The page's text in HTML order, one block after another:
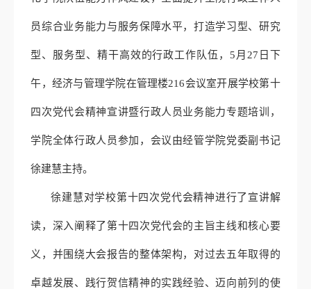
员综合业务能力与服务保障水平，打造学习型、研究
型、服务型、精干高效的行政工作队伍，5月27日下
午，经济与管理学院在管理楼216会议室开展学校第十
四次党代会精神宣讲暨行政人员业务能力专题培训，
学院全体行政人员参加，会议由经管学院党委副书记
徐建慧主持。
徐建慧对学校第十四次党代会精神进行了宣讲解
读，深入阐释了第十四次党代会的主旨主线和核心要
义，并围绕大会报告的整体架构，对过去五年取得的
卓越发展、践行贺信精神的实践经验、迈向前列的使